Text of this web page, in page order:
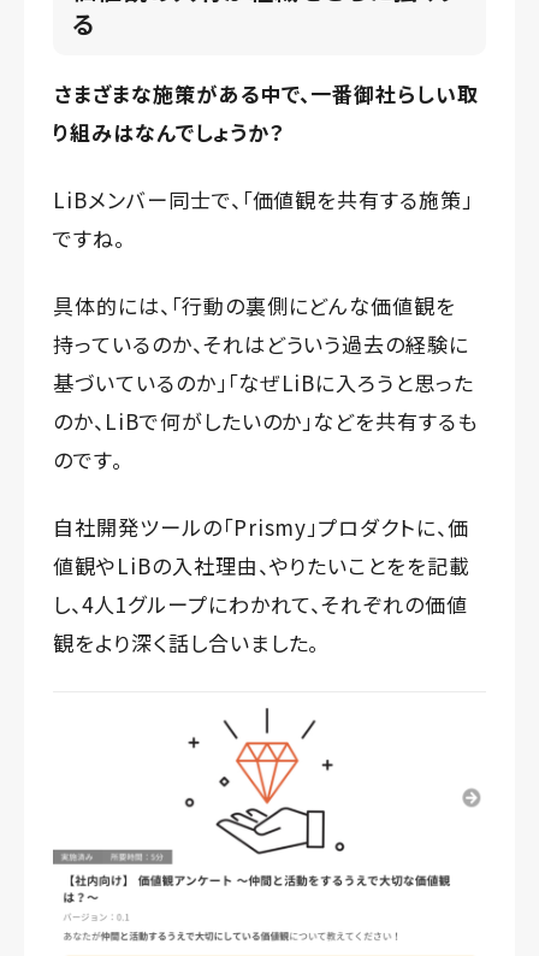
る
――さまざまな施策がある中で、一番御社らしい取
り組みはなんでしょうか？
LiBメンバー同士で、「価値観を共有する施策」
ですね。
具体的には、「行動の裏側にどんな価値観を
持っているのか、それはどういう過去の経験に
基づいているのか」「なぜLiBに入ろうと思った
のか、LiBで何がしたいのか」などを共有するも
のです。
自社開発ツールの「Prismy」プロダクトに、価
値観やLiBの入社理由、やりたいことをを記載
し、4人1グループにわかれて、それぞれの価値
観をより深く話し合いました。